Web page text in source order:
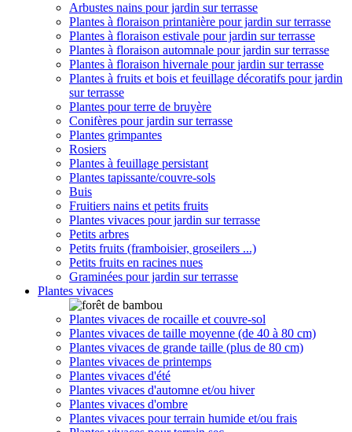
Arbustes nains pour jardin sur terrasse
Plantes à floraison printanière pour jardin sur terrasse
Plantes à floraison estivale pour jardin sur terrasse
Plantes à floraison automnale pour jardin sur terrasse
Plantes à floraison hivernale pour jardin sur terrasse
Plantes à fruits et bois et feuillage décoratifs pour jardin
sur terrasse
Plantes pour terre de bruyère
Conifères pour jardin sur terrasse
Plantes grimpantes
Rosiers
Plantes à feuillage persistant
Plantes tapissante/couvre-sols
Buis
Fruitiers nains et petits fruits
Plantes vivaces pour jardin sur terrasse
Petits arbres
Petits fruits (framboisier, groseilers ...)
Petits fruits en racines nues
Graminées pour jardin sur terrasse
Plantes vivaces
Plantes vivaces de rocaille et couvre-sol
Plantes vivaces de taille moyenne (de 40 à 80 cm)
Plantes vivaces de grande taille (plus de 80 cm)
Plantes vivaces de printemps
Plantes vivaces d'été
Plantes vivaces d'automne et/ou hiver
Plantes vivaces d'ombre
Plantes vivaces pour terrain humide et/ou frais